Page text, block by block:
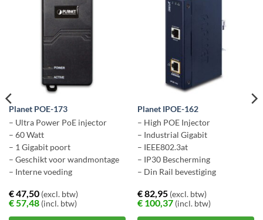
Planet POE-173
– Ultra Power PoE injector
– 60 Watt
– 1 Gigabit poort
– Geschikt voor wandmontage
– Interne voeding
€47,50(excl. btw)
€57,48(incl. btw)
Planet IPOE-162
– High POE Injector
– Industrial Gigabit
– IEEE802.3at
– IP30 Bescherming
– Din Rail bevestiging
€82,95(excl. btw)
€100,37(incl. btw)